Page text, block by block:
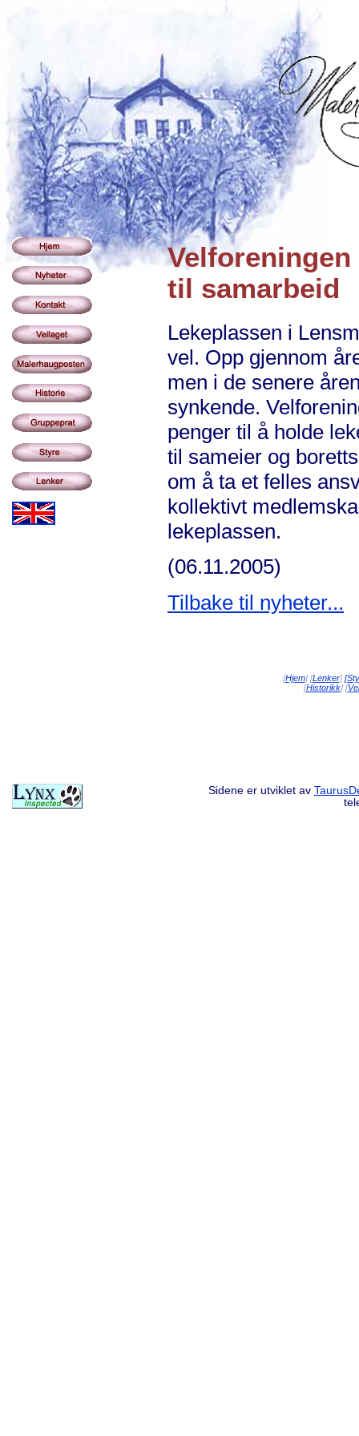
til samarbeid
Lekeplassen i
vel. Opp gjennom
men i de senere
synkende.
penger til å holde
til sameier og
om å ta et felles
kollektivt
lekeplassen.
(06.11.2005)
Tilbake til nyheter...
[Hjem] [Lenker]
[Historikk] [
Sidene er utviklet av